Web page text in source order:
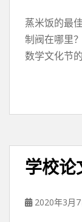
蒸米饭的最
制阀在哪里
数学文化节
学校论
2020年3月7